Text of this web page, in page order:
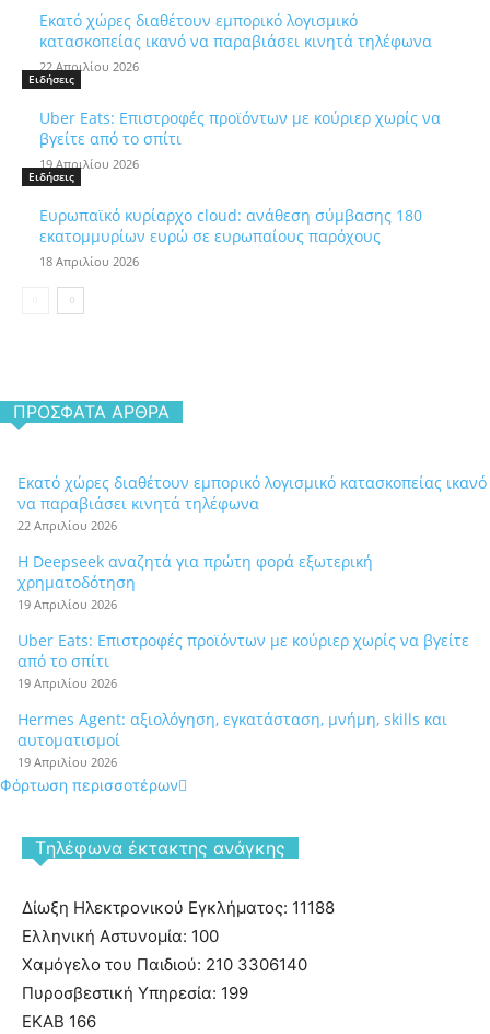
Εκατό χώρες διαθέτουν εμπορικό λογισμικό
κατασκοπείας ικανό να παραβιάσει κινητά τηλέφωνα
22 Απριλίου 2026
Ειδήσεις
Uber Eats: Επιστροφές προϊόντων με κούριερ χωρίς να
βγείτε από το σπίτι
19 Απριλίου 2026
Ειδήσεις
Ευρωπαϊκό κυρίαρχο cloud: ανάθεση σύμβασης 180
εκατομμυρίων ευρώ σε ευρωπαίους παρόχους
18 Απριλίου 2026
ΠΡΌΣΦΑΤΑ ΆΡΘΡΑ
Εκατό χώρες διαθέτουν εμπορικό λογισμικό κατασκοπείας ικανό
να παραβιάσει κινητά τηλέφωνα
22 Απριλίου 2026
Η Deepseek αναζητά για πρώτη φορά εξωτερική
χρηματοδότηση
19 Απριλίου 2026
Uber Eats: Επιστροφές προϊόντων με κούριερ χωρίς να βγείτε
από το σπίτι
19 Απριλίου 2026
Hermes Agent: αξιολόγηση, εγκατάσταση, μνήμη, skills και
αυτοματισμοί
19 Απριλίου 2026
Φόρτωση περισσοτέρων
Tηλέφωνα έκτακτης ανάγκης
Δίωξη Ηλεκτρονικού Εγκλήματος: 11188
Ελληνική Αστυνομία: 100
Χαμόγελο του Παιδιού: 210 3306140
Πυροσβεστική Υπηρεσία: 199
ΕΚΑΒ 166